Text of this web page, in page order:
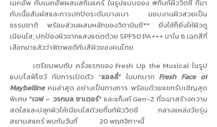
เมคอัพ กับเมคอัพผสมสกินแคร์ ในรูปแบบของ #ทิ้นท์ผิววิตซี ที่มา
กับเนื้อสัมผัสและการปกปิดระดับบางเบา มอบงานผิวสวยเป็น
ธรรมชาติ พร้อมส่วนผสมหลักของวิตามินซี** ยิ่งใช้ก็ยิ่งให้ผิวดู
เนียนใส,ปกป้องผิวจากแสงแดดด้วย SPF50PA+++ มาใน 6เฉดสีที่
เลือกมาแล้วว่าฟิตพอดีกับสีผิวของคนไทย
เตรียมพบกับ ครั้งแรกของ Fresh Up the Musicalในรูป
แบบไลฟ์โชว์ กับการเปิดตัว “แอลลี่”ในบทบาท Fresh Face of
Maybelline คนล่าสุด อย่างเป็นทางการ พร้อมด้วยแขกรับเชิญสุด
พิเศษ“เจฟ - วรกมล ซาเตอร์”และแก็งค์Gen-Z ที่จะมาสร้างความ
สดใสและปลุกผิวให้เนียนใสด้วยทิ้นท์ผิววิตซี กลางแหล่งวัยรุ่น
สยามสแคร์ พบกันวันที่
20พฤศจิกาฯนี้